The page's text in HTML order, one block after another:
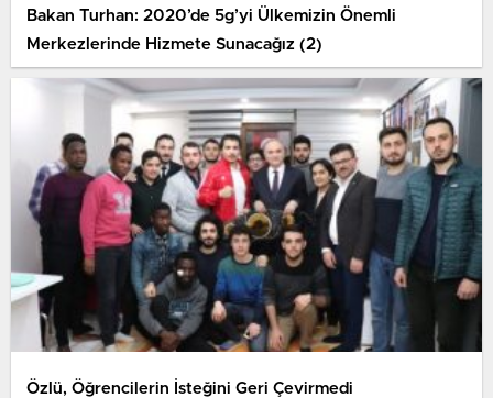
Bakan Turhan: 2020’de 5g’yi Ülkemizin Önemli
Merkezlerinde Hizmete Sunacağız (2)
Özlü, Öğrencilerin İsteğini Geri Çevirmedi